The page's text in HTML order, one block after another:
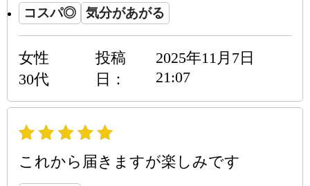
コスパ◎ 気分があがる
女性
30代
投稿
日
2025年11月7日
21:07
これから届きますが楽しみです